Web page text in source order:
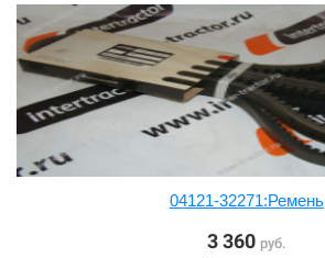
04121-32271:Ремень
3 360 руб.